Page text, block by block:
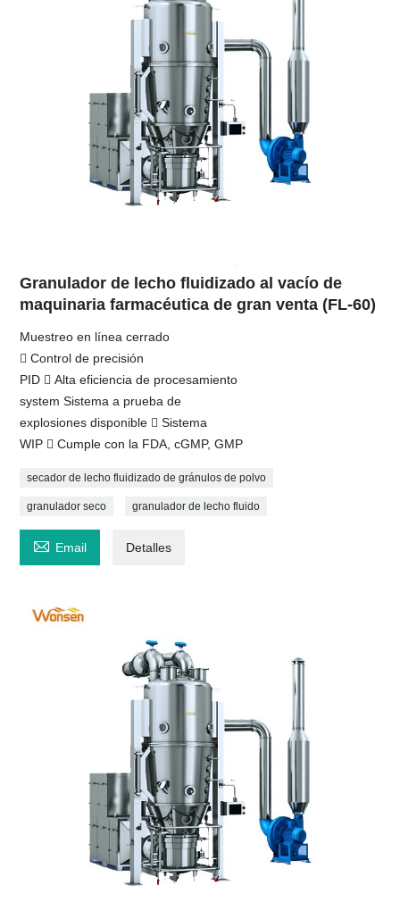
Granulador de lecho fluidizado al vacío de
maquinaria farmacéutica de gran venta (FL-60)
Muestreo en línea cerrado
 Control de precisión
PID  Alta eficiencia de procesamiento
system Sistema a prueba de
explosiones disponible  Sistema
WIP  Cumple con la FDA, cGMP, GMP
secador de lecho fluidizado de gránulos de polvo
granulador seco granulador de lecho fluido
 Email Detalles